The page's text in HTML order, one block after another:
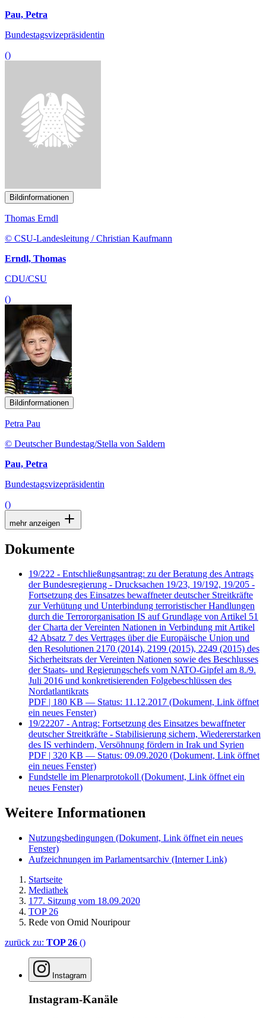
Pau, Petra
Bundestagsvizepräsidentin
()
© CSU-Landesleitung / Christian Kaufmann
Erndl, Thomas
CDU/CSU
()
Bildinformationen
Petra Pau
© Deutscher Bundestag/Stella von Saldern
Pau, Petra
Bundestagsvizepräsidentin
()
mehr anzeigen
Dokumente
der Bundesregierung - Drucksachen 19/23, 19/192, 19/205 -
Fortsetzung des Einsatzes bewaffneter deutscher Streitkräfte
durch die Terrororganisation IS auf Grundlage von Artikel 51
der Charta der Vereinten Nationen in Verbindung mit Artikel
42 Absatz 7 des Vertrages über die Europäische Union und
den Resolutionen 2170 (2014), 2199 (2015), 2249 (2015) des
Sicherheitsrats der Vereinten Nationen sowie des Beschlusses
der Staats- und Regierungschefs vom NATO-Gipfel am 8./9.
Juli 2016 und konkretisierenden Folgebeschlüssen des
Nordatlantikrats
PDF| 180 KB — Status: 11.12.2017 (Dokument, Link öffnet
ein neues Fenster)
19/22207 - Antrag: Fortsetzung des Einsatzes bewaffneter
deutscher Streitkräfte - Stabilisierung sichern, Wiedererstarken
des IS verhindern, Versöhnung fördern in Irak und Syrien
PDF| 320 KB — Status: 09.09.2020
ein neues Fenster)
Fundstelle im Plenarprotokoll(Dokument, Link öffnet ein
neues Fenster)
Weitere Informationen
Fenster)
Aufzeichnungen im Parlamentsarchiv
Startseite
Mediathek
177. Sitzung vom 18.09.2020
Rede von Omid Nouripour
zurück zu:TOP 26 ()
Instagram
Instagram-Kanäle
Bundestag
Bundestagspräsidentin